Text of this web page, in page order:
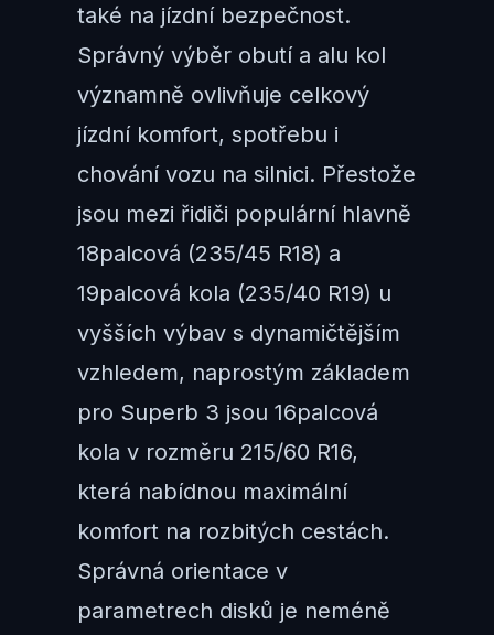
také na jízdní bezpečnost.
Správný výběr obutí a alu kol
významně ovlivňuje celkový
jízdní komfort, spotřebu i
chování vozu na silnici. Přestože
jsou mezi řidiči populární hlavně
18palcová (235/45 R18) a
19palcová kola (235/40 R19) u
vyšších výbav s dynamičtějším
vzhledem, naprostým základem
pro Superb 3 jsou 16palcová
kola v rozměru 215/60 R16,
která nabídnou maximální
komfort na rozbitých cestách.
Správná orientace v
parametrech disků je neméně